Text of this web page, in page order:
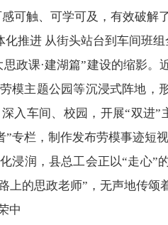
可触、可学可及，有效破解
化推进 从街头站台到车间班组
政课·建湖篇”建设的缩影
模主题公园等沉浸式阵地，
入车间、校园，开展“双进
专栏，制作发布劳模事迹短
浸润，县总工会正以“走心”
上的思政老师”，无声地传
中